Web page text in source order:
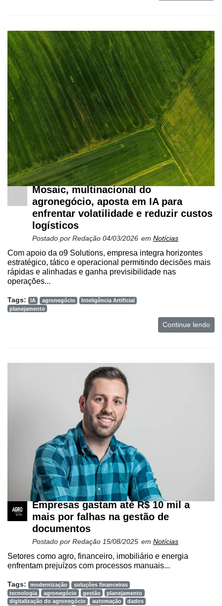
Membros
Liberali
Netrin
Néctar
Tecprime
Agro
Lean
Way
Consulting
Manager
Mosaic, multinacional do
agronegócio, aposta em IA para
enfrentar volatilidade e reduzir custos
logísticos
Postado por Redação 04/03/2026 em Notícias
Com apoio da o9 Solutions, empresa integra horizontes
estratégico, tático e operacional permitindo decisões mais
rápidas e alinhadas e ganha previsibilidade nas
operações...
Tags: IA agronegócio
Inteligência Artificial
planejamento
Continue lendo
Empresas gastam até R$ 10 mil a
mais por falhas na gestão de
documentos
Postado por Redação 15/08/2025 em Notícias
Setores como agro, financeiro, imobiliário e energia
enfrentam prejuízos com processos manuais...
Tags: modernização
soluções financeiras
tecnologia
agronegócio gestão
planejamento
digitalização do agronegócio
automação
dados